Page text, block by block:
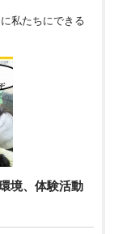
私たちにできる
境、体験活動